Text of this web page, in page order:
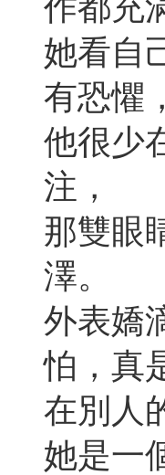
作都充
她看自
有恐懼
他很少
注，
那雙眼
澤。
外表嬌
怕，真
在別人
她是一